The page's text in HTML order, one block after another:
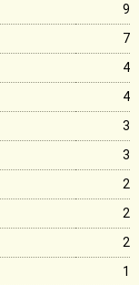
9
7
4
4
3
3
2
2
2
1